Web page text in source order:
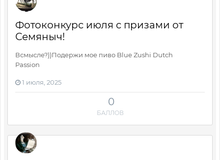
0
БАЛЛОВ
Фотоконкурс июля с призами от
Семяныч!
Всмысле?))Подержи мое пиво Blue Zushi Dutch
Passion
1 июля, 2025